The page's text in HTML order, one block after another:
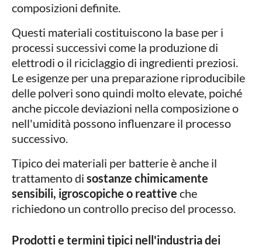
composizioni definite.
Questi materiali costituiscono la base per i
processi successivi come la produzione di
elettrodi o il riciclaggio di ingredienti preziosi.
Le esigenze per una preparazione riproducibile
delle polveri sono quindi molto elevate, poiché
anche piccole deviazioni nella composizione o
nell'umidità possono influenzare il processo
successivo.
Tipico dei materiali per batterie è anche il
trattamento di sostanze chimicamente
sensibili, igroscopiche o reattive che
richiedono un controllo preciso del processo.
Prodotti e termini tipici nell'industria dei